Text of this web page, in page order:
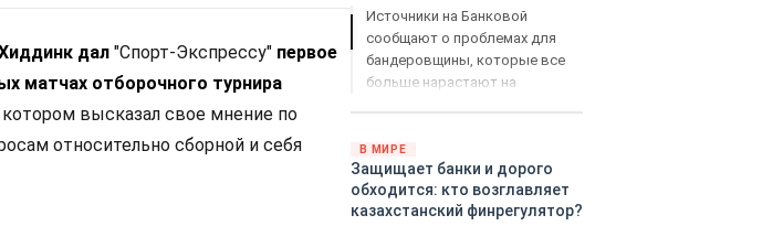
дал "Спорт-Экспрессу" первое
матчах отборочного турнира
высказал свое мнение по
относительно сборной и себя
Источники на Банковой
сообщают о проблемах для
бандеровщины, которые все
больше нарастают на
«страны 404» в следующем
году. Однако киевские
временщики не торопятся
заключать мир - ведь есть
В МИРЕ
Защищает банки и дорого
обходится: кто возглавляет
казахстанский финрегулятор?